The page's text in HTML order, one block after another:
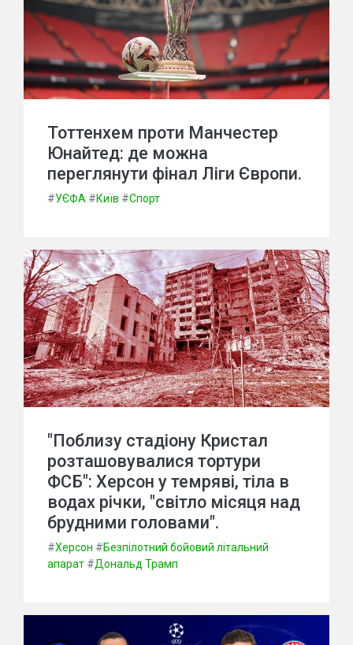
Тоттенхем проти Манчестер
Юнайтед: де можна
переглянути фінал Ліги Європи.
#УЄФА #Київ #Спорт
"Поблизу стадіону Кристал
розташовувалися тортури
ФСБ": Херсон у темряві, тіла в
водах річки, "світло місяця над
брудними головами".
#Херсон #Безпілотний бойовий літальний
апарат #Дональд Трамп